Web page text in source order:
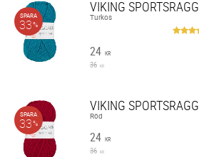
VIKING SPORTSRAGG
Turkos
24 KR
36 KR
SPARA
33%
VIKING SPORTSRAGG
Röd
24 KR
36 KR
SPARA
33%